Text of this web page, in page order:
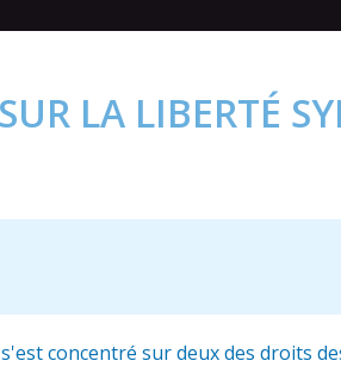
LA LIBERTÉ
concentré sur deux des droits